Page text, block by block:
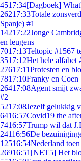
4517:34[Dagboek]
26217:33Totale
Spanje) #1
14217:22Jonge
en leugens
7017:13Teltopic #1567
3517:12Het hele alfabet
27617:11Protesten en
7817:10Franky en
26417:08Agent smijt
#2
5217:08Jezelf gelukkig
6416:57Covid19 the
7416:57Trump wil dat
24116:56De
12516:54Nederland toen
26916:51 [NET5] Het